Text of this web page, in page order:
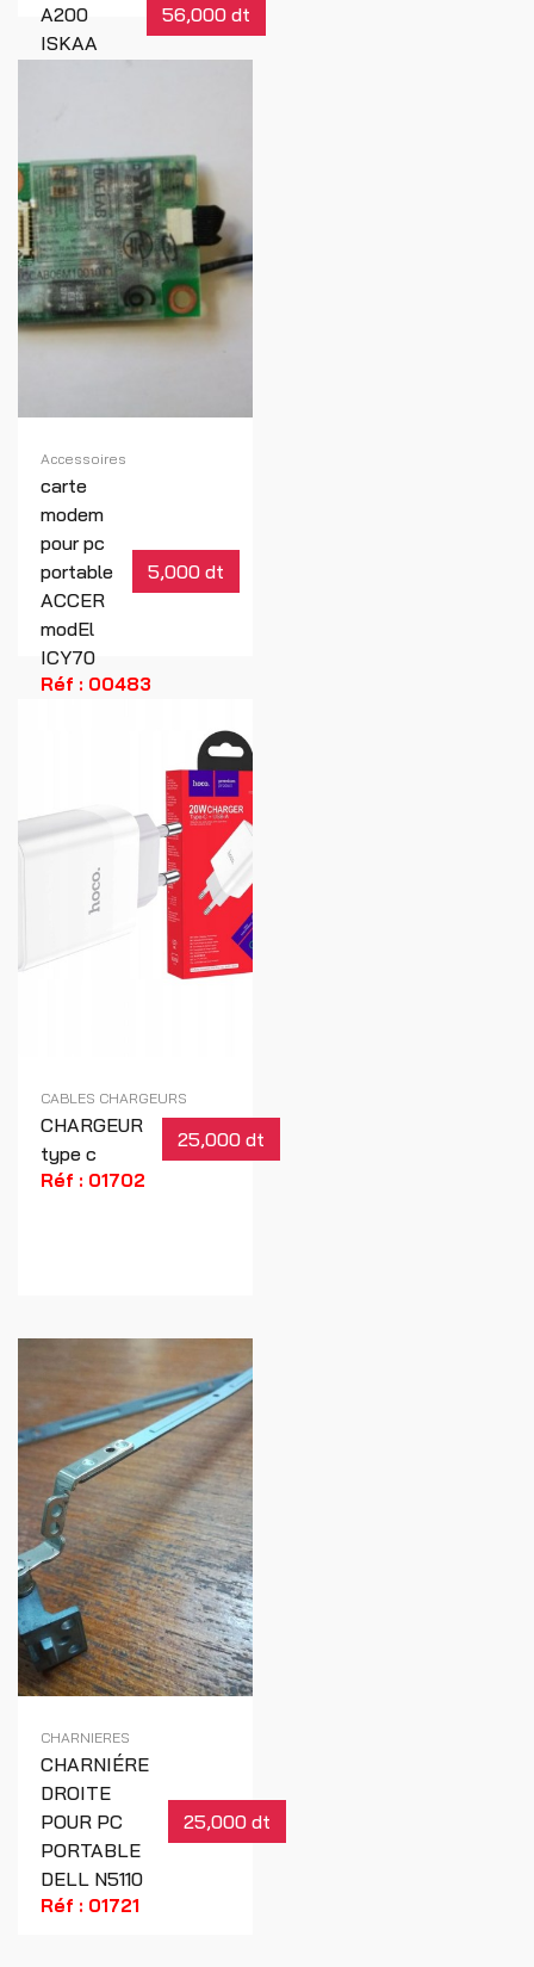
A200
ISKAA
(358)
56,000 dt
Réf : 00549
Accessoires
carte
modem
pour pc
portable
ACCER
modEl
ICY70
5,000 dt
Réf : 00483
CABLES CHARGEURS
CHARGEUR
type c
25,000 dt
Réf : 01702
CHARNIERES
CHARNIÉRE
DROITE
POUR PC
PORTABLE
DELL N5110
25,000 dt
Réf : 01721